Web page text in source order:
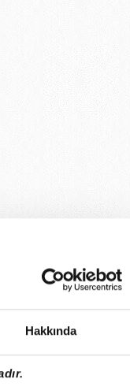
Hakkında